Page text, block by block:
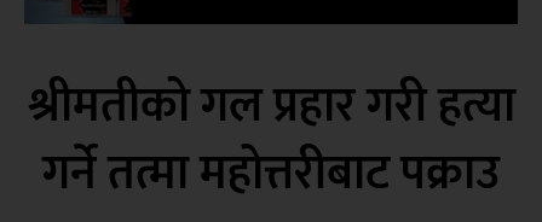
श्रीमतीको गल प्रहार गरी हत्या
गर्ने तत्मा महोत्तरीबाट पक्राउ